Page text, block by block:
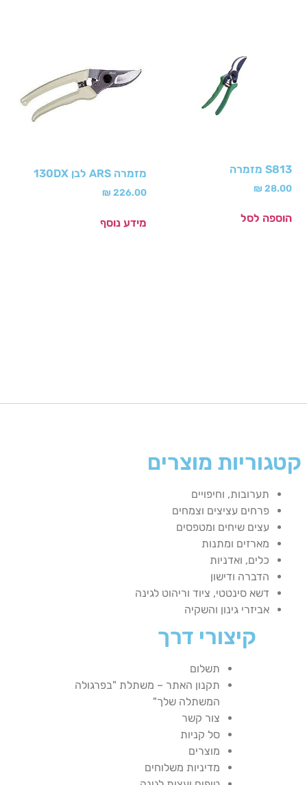
S813 מזמרה
₪ 28.00
הוספה לסל
מזמרה ARS לבן 130DX
₪ 226.00
מידע נוסף
קטגוריות מוצרים
תערובות, וחיפויים
פרחים עציצים וצמחים
עצים שיחים ומטפסים
מארזים ומתנות
כלים, ואדניות
הדברה ודישון
דשא סינטטי, ציוד וריהוט לגינה
אביזרי גינון והשקיה
קיצורי דרך
תשלום
תקנון האתר – משתלת "בפרגולה
המשתלה שלך"
צור קשר
סל קניות
מוצרים
מדיניות משלוחים